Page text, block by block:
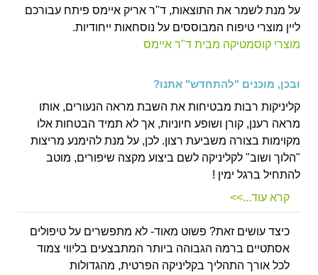
על מנת לשמר את התוצאות, ד"ר אריק איימס פיתח עבורכם
ליין מוצרי טיפוח המבוססים על נוסחאות ייחודיות.
מוצרי קוסמטיקה מבית ד"ר איימס
ובכן, מוכנים "להתחדש" אתנו?
קליניקות רבות מבטיחות את השבת מראה הנעורים, אותו
מראה רענן, קורן ושופע חיוניות, אך לא תמיד הבטחות אלו
מקוימות בצורה משביעת רצון. לכן, על מנת להימנע מריצות
"הלוך ושוב" לקליניקה לשם ביצוע מקצה שיפורים, מוטב
להתחיל ברגל ימין !
קרא עוד...>>
כיצד עושים זאת? פשוט מאוד- לא מתפשרים על טיפולים
אסתטיים ברמה הגבוהה ביותר המתבצעים בליווי צמוד
לכל אורך התהליך בקליניקה הפרטית, מהגדולות